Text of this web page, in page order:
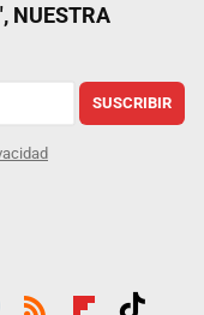
NUESTRA
SUSCRIBIR